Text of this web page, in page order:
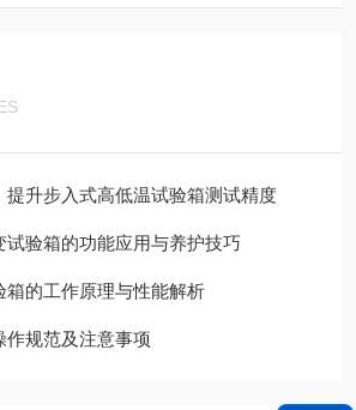
提升步入式高低温试验箱测试精度
试验箱的功能应用与养护技巧
箱的工作原理与性能解析
作规范及注意事项